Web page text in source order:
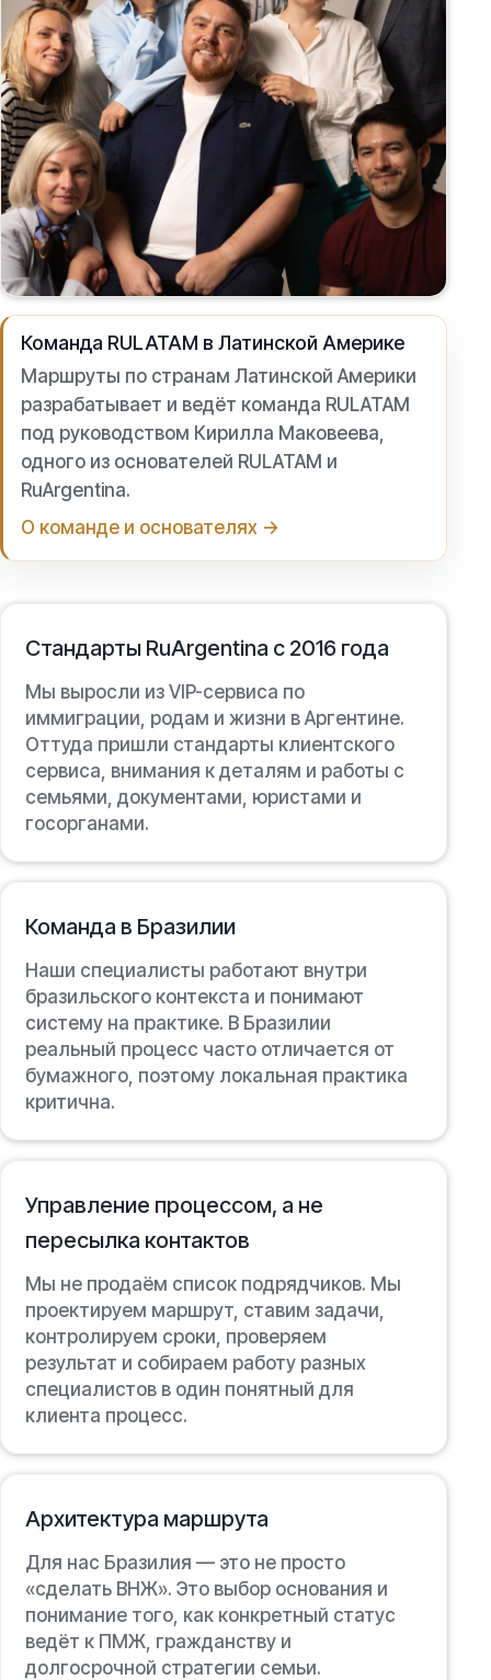
Команда RULATAM в Латинской Америке
Маршруты по странам Латинской Америки
разрабатывает и ведёт команда RULATAM
под руководством Кирилла Маковеева,
одного из основателей RULATAM и
RuArgentina.
О команде и основателях →
Стандарты RuArgentina с 2016 года
Мы выросли из VIP-сервиса по
иммиграции, родам и жизни в Аргентине.
Оттуда пришли стандарты клиентского
сервиса, внимания к деталям и работы с
семьями, документами, юристами и
госорганами.
Команда в Бразилии
Наши специалисты работают внутри
бразильского контекста и понимают
систему на практике. В Бразилии
реальный процесс часто отличается от
бумажного, поэтому локальная практика
критична.
Управление процессом, а не
пересылка контактов
Мы не продаём список подрядчиков. Мы
проектируем маршрут, ставим задачи,
контролируем сроки, проверяем
результат и собираем работу разных
специалистов в один понятный для
клиента процесс.
Архитектура маршрута
Для нас Бразилия — это не просто
«сделать ВНЖ». Это выбор основания и
понимание того, как конкретный статус
ведёт к ПМЖ, гражданству и
долгосрочной стратегии семьи.